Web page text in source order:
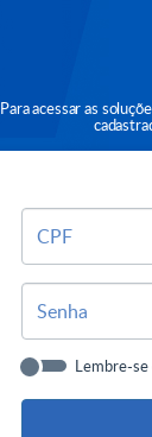
Para acessar as
CPF
Senha
Lembre-se